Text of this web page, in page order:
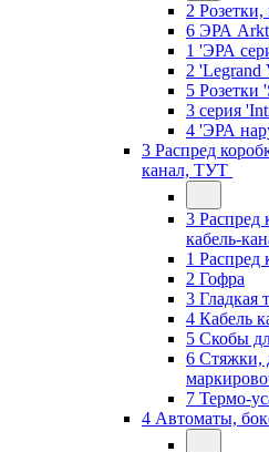
2
6 ЭРА
1 'ЭРА
2 'Legrand
5 Розетки
3 серия
4 'ЭРА
3 Распред
канал, ТУТ
3 Распред
кабель-
1 Распред
2 Гофра
3 Гладкая
4 Кабель
5 Скобы
6 Стяжки,
7 Термо-
4 Автоматы,